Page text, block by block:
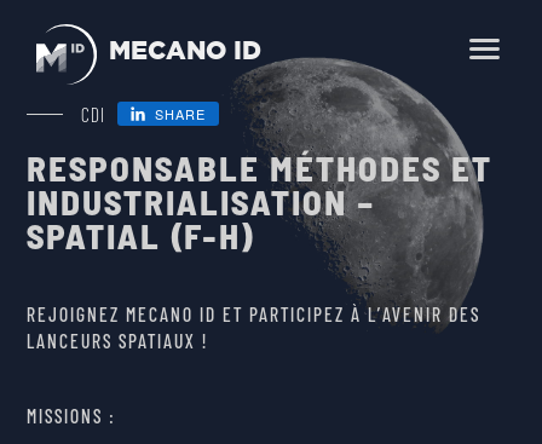
MECANO ID
En
HOME
BUSINESS LINES
SCIENCE, OBSERVATION, EXPLORATION
TELECOMMUNICATION
SMALLSATS AND NEWSPACE
LAUNCHERS
PRODUCTS
MECHANICAL AND THERMAL ENGINEERING
CDI SHARE
RESPONSABLE MÉTHODES ET
INDUSTRIALISATION –
SPATIAL (F-H)
REJOIGNEZ MECANO ID ET PARTICIPEZ À L’AVENIR DES
LANCEURS SPATIAUX !
MISSIONS :